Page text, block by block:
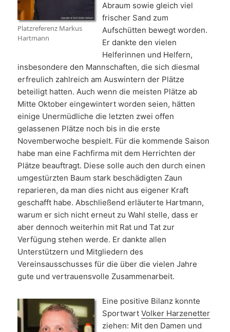
Platzreferenz Markus
Hartmann
Abraum sowie gleich viel
frischer Sand zum
Aufschütten bewegt worden.
Er dankte den vielen
Helferinnen und Helfern,
insbesondere den Mannschaften, die sich diesmal
erfreulich zahlreich am Auswintern der Plätze
beteiligt hatten. Auch wenn die meisten Plätze ab
Mitte Oktober eingewintert worden seien, hätten
einige Unermüdliche die letzten zwei offen
gelassenen Plätze noch bis in die erste
Novemberwoche bespielt. Für die kommende Saison
habe man eine Fachfirma mit dem Herrichten der
Plätze beauftragt. Diese solle auch den durch einen
umgestürzten Baum stark beschädigten Zaun
reparieren, da man dies nicht aus eigener Kraft
geschafft habe. Abschließend erläuterte Hartmann,
warum er sich nicht erneut zu Wahl stelle, dass er
aber dennoch weiterhin mit Rat und Tat zur
Verfügung stehen werde. Er dankte allen
Unterstützern und Mitgliedern des
Vereinsausschusses für die über die vielen Jahre
gute und vertrauensvolle Zusammenarbeit.
Eine positive Bilanz konnte
SportwartVolker Harzenetter
ziehen: Mit den Damen und